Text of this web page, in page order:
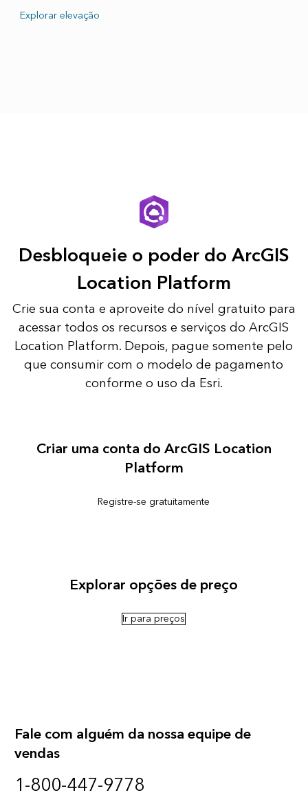
Explorar elevação
Desbloqueie o poder do ArcGIS
Location Platform
Crie sua conta e aproveite do nível gratuito para
acessar todos os recursos e serviços do ArcGIS
Location Platform. Depois, pague somente pelo
que consumir com o modelo de pagamento
conforme o uso da Esri.
Criar uma conta do ArcGIS Location
Platform
Registre-se gratuitamente
Explorar opções de preço
Ir para preços
Fale com alguém da nossa equipe de
vendas
1-800-447-9778